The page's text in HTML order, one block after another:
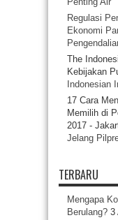
Regulasi
Ekonomi
The
Kebijakan
Indonesian
17 Cara
Memilih di
2017 -
Jelang
TERBARU
Mengapa
Berulang? 3